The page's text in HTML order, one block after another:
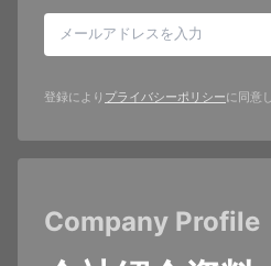
登録により プライバシーポリシーに同意
Company Profile